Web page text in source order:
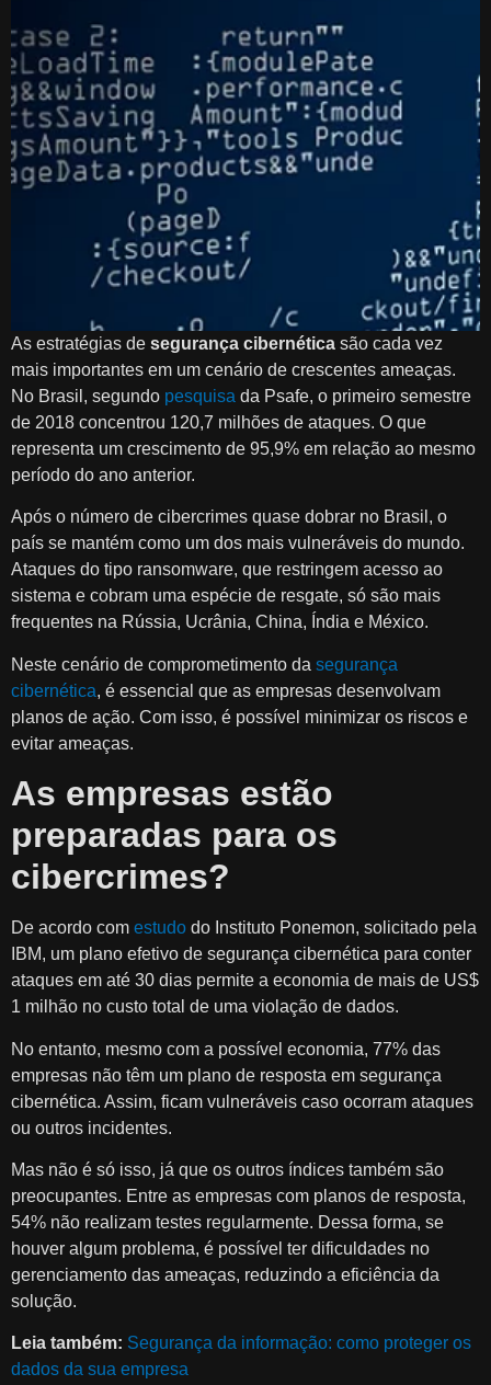
As estratégias de segurança cibernética são cada vez
mais importantes em um cenário de crescentes ameaças.
No Brasil, segundo pesquisa da Psafe, o primeiro semestre
de 2018 concentrou 120,7 milhões de ataques. O que
representa um crescimento de 95,9% em relação ao mesmo
período do ano anterior.
Após o número de cibercrimes quase dobrar no Brasil, o
país se mantém como um dos mais vulneráveis do mundo.
Ataques do tipo ransomware, que restringem acesso ao
sistema e cobram uma espécie de resgate, só são mais
frequentes na Rússia, Ucrânia, China, Índia e México.
Neste cenário de comprometimento da segurança
cibernética, é essencial que as empresas desenvolvam
planos de ação. Com isso, é possível minimizar os riscos e
evitar ameaças.
As empresas estão
preparadas para os
cibercrimes?
De acordo com estudo do Instituto Ponemon, solicitado pela
IBM, um plano efetivo de segurança cibernética para conter
ataques em até 30 dias permite a economia de mais de US$
1 milhão no custo total de uma violação de dados.
No entanto, mesmo com a possível economia, 77% das
empresas não têm um plano de resposta em segurança
cibernética. Assim, ficam vulneráveis caso ocorram ataques
ou outros incidentes.
Mas não é só isso, já que os outros índices também são
preocupantes. Entre as empresas com planos de resposta,
54% não realizam testes regularmente. Dessa forma, se
houver algum problema, é possível ter dificuldades no
gerenciamento das ameaças, reduzindo a eficiência da
solução.
Leia também: Segurança da informação: como proteger os
dados da sua empresa